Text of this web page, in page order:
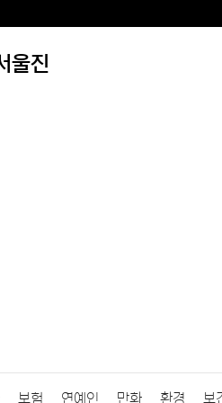
울진
보험 연예인 만화 환경 보